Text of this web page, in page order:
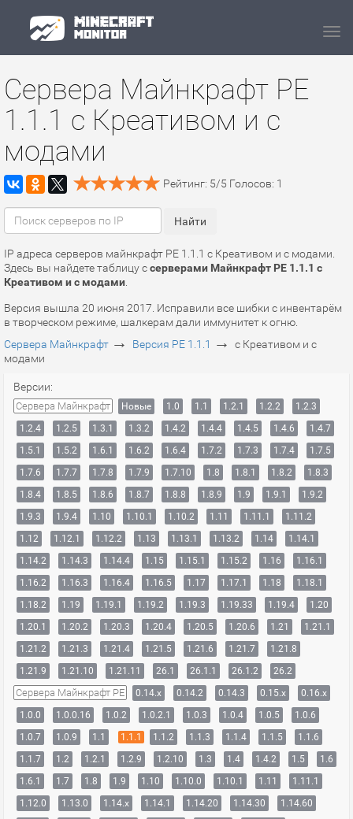
Сервера Майнкрафт PE
1.1.1 c Креативом и с
модами
Рейтинг: 5/5 Голосов: 1
IP адреса серверов майнкрафт PE 1.1.1 c Креативом и с модами.
Здесь вы найдете таблицу ссерверами Майнкрафт PE 1.1.1 c
Креативом и с модами
Версия вышла 20 июня 2017. Исправили все шибки с инвентарём
в творческом режиме, шалкерам дали иммунитет к огню.
Сервера Майнкрафт → Версия PE 1.1.1 →
c Креативом и с
модами
Версии:
Сервера Майнкрафт Новые 1.0 1.1 1.2.1 1.2.2
1.2.3
1.2.4
1.2.5 1.3.1 1.3.2 1.4.2 1.4.4 1.4.5 1.4.6
1.4.7
1.5.1
1.5.2 1.6.1 1.6.2 1.6.4 1.7.2 1.7.3 1.7.4
1.7.5
1.7.6
1.7.7 1.7.8 1.7.9 1.7.10 1.8 1.8.1 1.8.2
1.8.3
1.8.4
1.8.5 1.8.6 1.8.7 1.8.8 1.8.9 1.9 1.9.1
1.9.2
1.9.3
1.9.4 1.10 1.10.1 1.10.2 1.11 1.11.1
1.11.2
1.12
1.12.1 1.12.2 1.13 1.13.1 1.13.2 1.14
1.14.1
1.14.2
1.14.3 1.14.4 1.15 1.15.1 1.15.2 1.16
1.16.1
1.16.2
1.16.3 1.16.4 1.16.5 1.17 1.17.1 1.18
1.18.1
1.18.2
1.19 1.19.1 1.19.2 1.19.3 1.19.33 1.19.4
1.20
1.20.1
1.20.2 1.20.3 1.20.4 1.20.5 1.20.6 1.21
1.21.1
1.21.2
1.21.3 1.21.4 1.21.5 1.21.6 1.21.7
1.21.8
1.21.9
1.21.10 1.21.11 26.1 26.1.1 26.1.2 26.2
Сервера Майнкрафт PE 0.14.x 0.14.2 0.14.3 0.15.x
0.16.x
1.0.0
1.0.0.16 1.0.2 1.0.2.1 1.0.3 1.0.4 1.0.5
1.0.6
1.0.7
1.0.9 1.1 1.1.1 1.1.2 1.1.3 1.1.4 1.1.5
1.1.6
1.1.7
1.2 1.2.1 1.2.9 1.2.10 1.3 1.4 1.4.2 1.5
1.6
1.6.1
1.7 1.8 1.9 1.10 1.10.0 1.10.1 1.11
1.11.1
1.12.0
1.13.0 1.14.x 1.14.1 1.14.20 1.14.30
1.14.60